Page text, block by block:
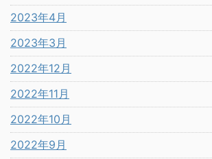
2023年4月
2023年3月
2022年12月
2022年11月
2022年10月
2022年9月